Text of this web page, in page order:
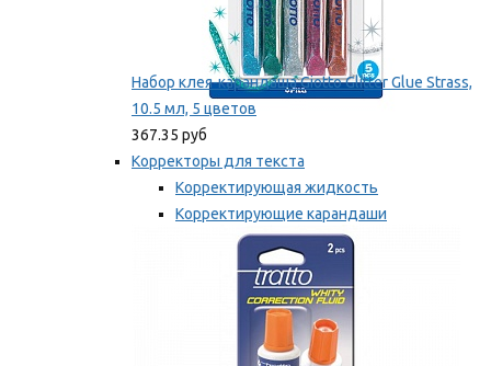
Набор клея-карандаша Giotto Glitter Glue Strass,
10.5 мл, 5 цветов
367.35 руб
Корректоры для текста
Корректирующая жидкость
Корректирующие карандаши
Корректирующие ленты
Мы рекомендуем